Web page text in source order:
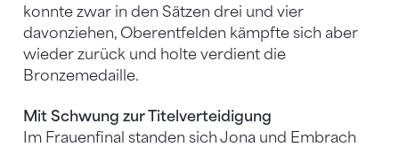
konnte zwar in den Sätzen drei und vier
davonziehen, Oberentfelden kämpfte sich aber
wieder zurück und holte verdient die
Bronzemedaille.
Mit Schwung zur Titelverteidigung
Im Frauenfinal standen sich Jona und Embrach